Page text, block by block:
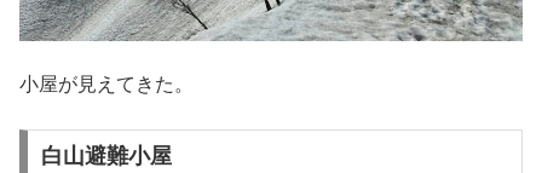
小屋が見えてきた。
白山避難小屋